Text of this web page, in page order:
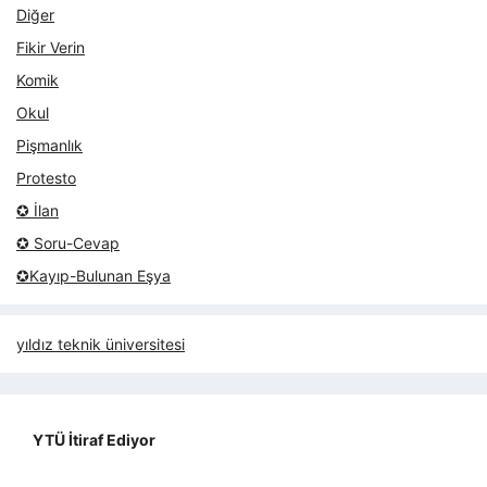
Diğer
Fikir Verin
Komik
Okul
Pişmanlık
Protesto
✪ İlan
✪ Soru-Cevap
✪Kayıp-Bulunan Eşya
yıldız teknik üniversitesi
YTÜ İtiraf Ediyor